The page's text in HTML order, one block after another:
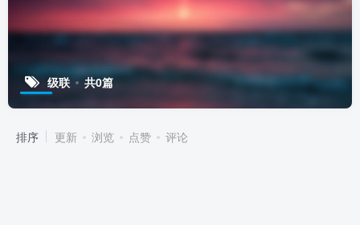
级联 共0篇
排序 更新 浏览 点赞 评论